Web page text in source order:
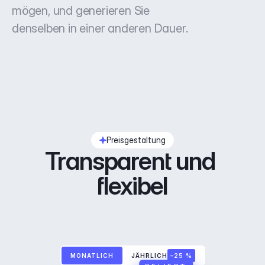
mögen, und generieren Sie
denselben in einer anderen Dauer.
Preisgestaltung
Transparent und
flexibel
MONATLICH JÄHRLICH –25 %